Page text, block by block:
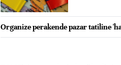
Organize perakende pazar tatiline